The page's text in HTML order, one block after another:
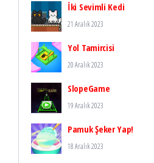
İki Sevimli Kedi
21 Aralık 2023
Yol Tamircisi
20 Aralık 2023
SlopeGame
19 Aralık 2023
Pamuk Şeker Yap!
18 Aralık 2023